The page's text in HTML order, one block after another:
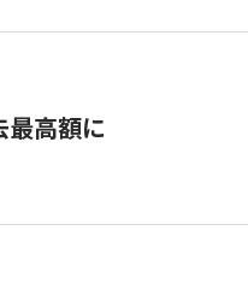
最高額に